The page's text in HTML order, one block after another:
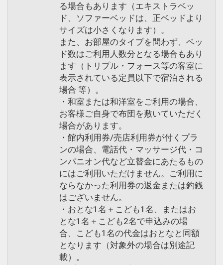
る場合もあります（エキストラベッ
ド、ソファーベッドは、正ベッドより
サイズは小さくなります）。
また、お部屋のタイプを問わず、ベッ
ド数はご利用人数分となる場合もあり
ます（トリプル・フォース等の客室に
表示されている定員以下で宿泊される
場合 等）。
・和室または和洋室をご利用の場合、
お客様ご自身で布団を敷いていただく
場合があります。
・館内利用券/売店利用券が付くプラ
ンの場合、電話代・マッサージ代・コ
ンパニオン代など立替金にあたるもの
にはご利用いただけません。ご利用に
ならなかった利用券の返金または釣銭
はございません。
・おとな1名＋こども1名、またはお
とな1名＋こども2名で申込みの場
合、こども1名の代金はおとなと同額
となります（対象外の場合は別途記
載）。